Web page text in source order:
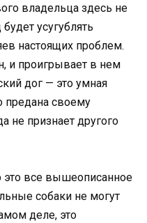
владельца здесь не
усугублять
настоящих проблем.
и проигрывает в нем
дог — это умная
предана своему
не признает другого
это все вышеописанное
собаки не могут
деле, это